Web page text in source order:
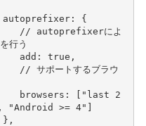
autoprefixer:
{
// autoprefixerによ
を行う
add : true ,
// サポートするブラウ
browsers :
"last 2
, "Android >= 4"
},